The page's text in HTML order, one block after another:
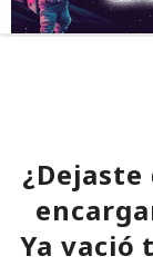
Ya vació